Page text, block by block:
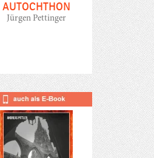
AUTOCHTHON
Jürgen Pettinger